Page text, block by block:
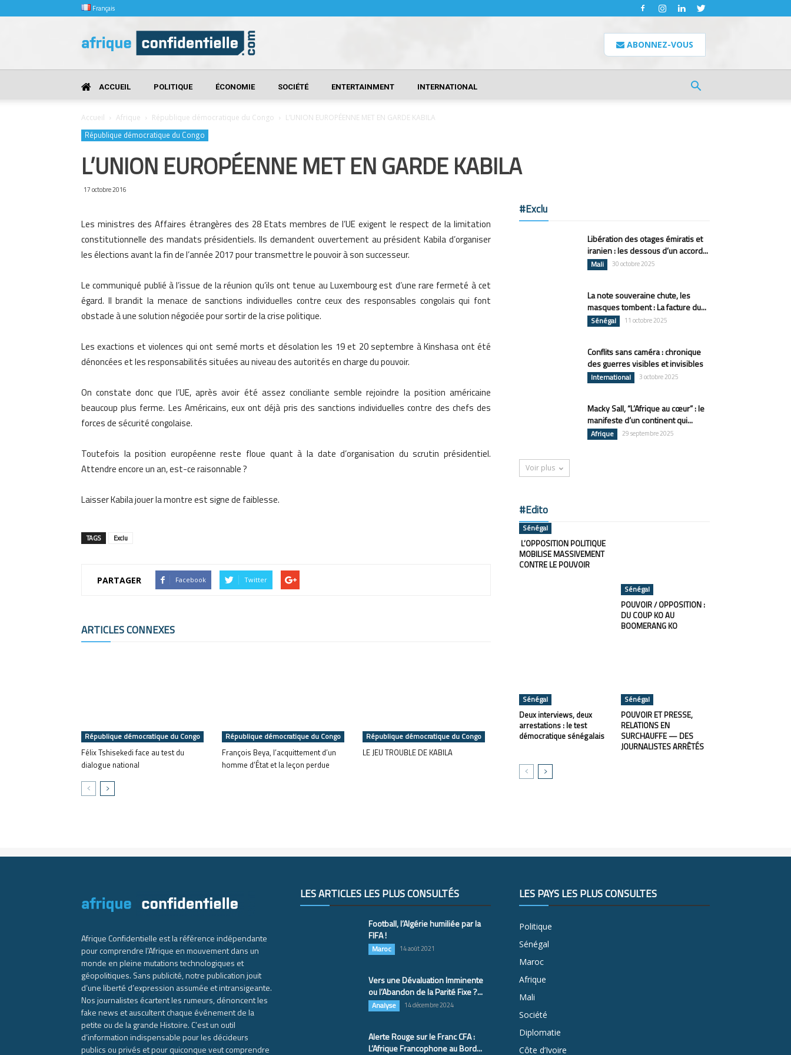
Français
Confidentielle
ABONNEZ-VOUS
ACCUEIL POLITIQUE ÉCONOMIE SOCIÉTÉ ENTERTAINMENT INTERNATIONAL
Accueil Afrique République démocratique du Congo L’UNION EUROPÉENNE MET EN GARDE KABILA
République démocratique du Congo
L’UNION EUROPÉENNE MET EN GARDE KABILA
17 octobre 2016
Les ministres des Affaires étrangères des 28 Etats membres de l’UE exigent le respect de la limitation
constitutionnelle des mandats présidentiels. Ils demandent ouvertement au président Kabila d’organiser
les élections avant la fin de l’année 2017 pour transmettre le pouvoir à son successeur.
Le communiqué publié à l’issue de la réunion qu’ils ont tenue au Luxembourg est d’une rare fermeté à cet
égard. Il brandit la menace de sanctions individuelles contre ceux des responsables congolais qui font
obstacle à une solution négociée pour sortir de la crise politique.
Les exactions et violences qui ont semé morts et désolation les 19 et 20 septembre à Kinshasa ont été
dénoncées et les responsabilités situées au niveau des autorités en charge du pouvoir.
On constate donc que l’UE, après avoir été assez conciliante semble rejoindre la position américaine
beaucoup plus ferme. Les Américains, eux ont déjà pris des sanctions individuelles contre des chefs des
forces de sécurité congolaise.
Toutefois la position européenne reste floue quant à la date d’organisation du scrutin présidentiel.
Attendre encore un an, est-ce raisonnable ?
Laisser Kabila jouer la montre est signe de faiblesse.
TAGS Exclu
PARTAGER Facebook Twitter
ARTICLES CONNEXES
République démocratique du Congo
Félix Tshisekedi face au test du
dialogue national
République démocratique du Congo
François Beya, l’acquittement d’un
homme d’État et la leçon perdue
République démocratique du Congo
LE JEU TROUBLE DE KABILA
#Exclu
Libération des otages émiratis et
iranien : les dessous d’un accord...
Mali 30 octobre 2025
La note souveraine chute, les
masques tombent : La facture du...
Sénégal 11 octobre 2025
Conflits sans caméra : chronique
des guerres visibles et invisibles
International 3 octobre 2025
Macky Sall, “L’Afrique au cœur” : le
manifeste d’un continent qui...
Afrique 29 septembre 2025
Voir plus
#Edito
Sénégal
L’OPPOSITION POLITIQUE
MOBILISE MASSIVEMENT
CONTRE LE POUVOIR
Sénégal
POUVOIR / OPPOSITION :
DU COUP KO AU
BOOMERANG KO
Sénégal
Deux interviews, deux
arrestations : le test
démocratique sénégalais
Sénégal
POUVOIR ET PRESSE,
RELATIONS EN
SURCHAUFFE — DES
JOURNALISTES ARRÊTÉS
Afrique Confidentielle est la référence indépendante
pour comprendre l’Afrique en mouvement dans un
monde en pleine mutations technologiques et
géopolitiques. Sans publicité, notre publication jouit
d’une liberté d’expression assumée et intransigeante.
Nos journalistes écartent les rumeurs, dénoncent les
fake news et auscultent chaque événement de la
petite ou de la grande Histoire. C’est un outil
d’information indispensable pour les décideurs
publics ou privés et pour quiconque veut comprendre
LES ARTICLES LES PLUS CONSULTÉS
Football, l’Algérie humiliée par la
FIFA !
Maroc 14 août 2021
Vers une Dévaluation Imminente
ou l’Abandon de la Parité Fixe ?...
Analyse 14 décembre 2024
Alerte Rouge sur le Franc CFA :
L’Afrique Francophone au Bord...
LES PAYS LES PLUS CONSULTÉS
Politique
Sénégal
Maroc
Afrique
Mali
Société
Diplomatie
Côte d’Ivoire